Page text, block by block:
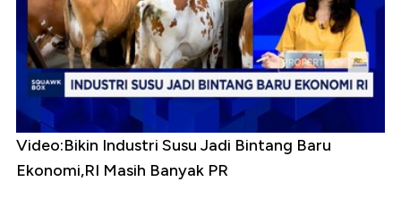
Video:Bikin Industri Susu Jadi Bintang Baru
Ekonomi,RI Masih Banyak PR